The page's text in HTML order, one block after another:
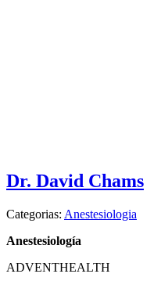
Dr. David Chams
Categorias: Anestesiologia
Anestesiología
ADVENTHEALTH